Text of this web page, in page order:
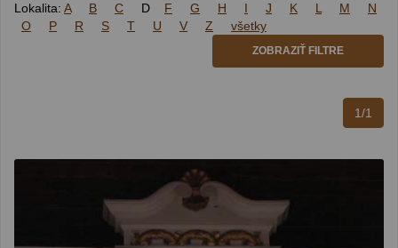
Lokalita: A B C D F G H I J K L M
N
O
P R S T U V Z všetky
ZOBRAZIŤ FILTRE
1/1